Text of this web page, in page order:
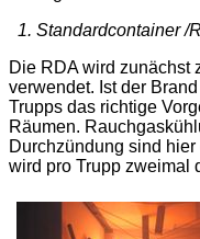
1. Standardcontainer /
Die RDA wird zunächst
verwendet. Ist der
Trupps das richtige
Räumen.
Durchzündung sind
wird pro Trupp zweimal